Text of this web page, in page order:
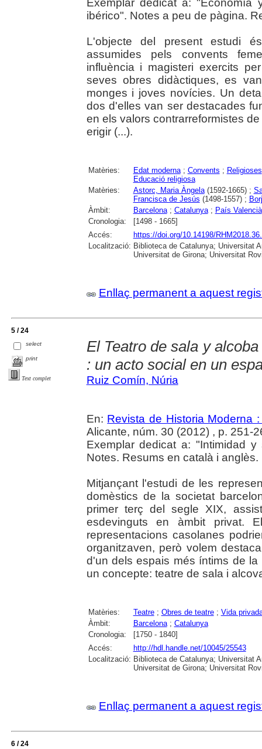
Exemplar dedicat a:
ibérico". Notes a peu de pàgina.
L'objecte del present estudi
assumides pels convents
influència i magisteri exercits
seves obres didàctiques, es
monges i joves novícies. Un
dos d'elles van ser destacades
en els valors contrarreformistes
erigir (...).
Matèries: Edat moderna; Convents ; Religioses
Educació religiosa
Matèries:
Astorc, Maria Àngela(1592-1665) ;
Francisca de Jesús (1498-1557) ;
Àmbit:
Barcelona; Catalunya; País Valencià
Cronologia:
[1498 - 1665]
Accés:
https://doi.org/10.14198/
Localització: Biblioteca de Catalunya; Universitat
Universitat de Girona; Universitat
Enllaç permanent a aquest
5 / 24
select
print
Text complet
El Teatro de sala y
: un acto social en un
Ruiz Comín, Núria
En: Revista de Historia Moderna
Alicante, núm. 30 (2012) , p. 251-
Exemplar dedicat a: "Intimidad
Notes. Resums en català i anglès.
Mitjançant l'estudi de les
domèstics de la societat
primer terç del segle XIX,
esdevinguts en àmbit privat.
representacions casolanes
organitzaven, però volem
d'un dels espais més íntims de
un concepte: teatre de sala i
Matèries: Teatre; Obres de teatre; Vida
Àmbit:
Barcelona; Catalunya
Cronologia:
[1750 - 1840]
Accés:
http://hdl.handle.net/10045/25543
Localització: Biblioteca de Catalunya; Universitat
Universitat de Girona; Universitat
Enllaç permanent a aquest
6 / 24